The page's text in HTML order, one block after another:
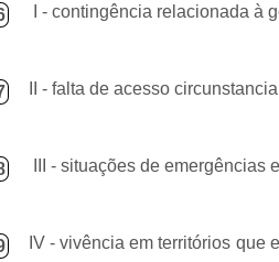
I - contingência relacionada à
II - falta de acesso
III - situações de
IV - vivência em territórios que